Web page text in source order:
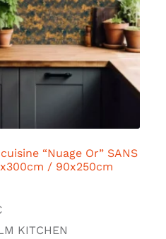
“Nuage Or” SANS
/ 90x250cm
KITCHEN